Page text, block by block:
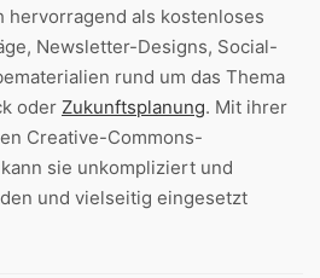
hervorragend als kostenloses
Newsletter-Designs, Social-
rund um das Thema
oder Zukunftsplanung. Mit ihrer
Creative-Commons-
sie unkompliziert und
und vielseitig eingesetzt